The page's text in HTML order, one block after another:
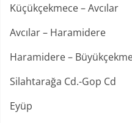
Küçükçekmece
Avcılar –
Haramidere –
Silahtarağa
Eyüp